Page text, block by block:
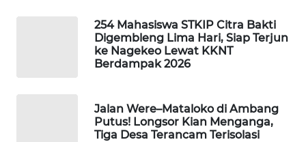
254 Mahasiswa STKIP Citra Bakti
Digembleng Lima Hari, Siap Terjun
ke Nagekeo Lewat KKNT
Berdampak 2026
Jalan Were–Mataloko di Ambang
Putus! Longsor Kian Menganga,
Tiga Desa Terancam Terisolasi